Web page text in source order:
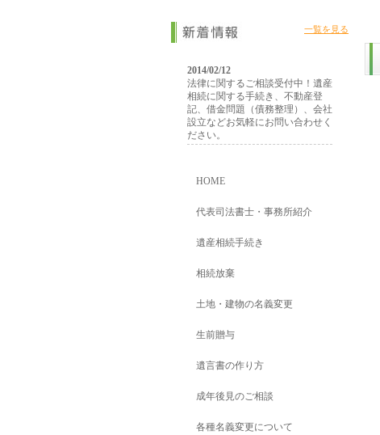
一覧を見る
2014/02/12
法律に関するご相談受付中！遺産
相続に関する手続き、不動産登
記、借金問題（債務整理）、会社
設立などお気軽にお問い合わせく
ださい。
HOME
代表司法書士・事務所紹介
遺産相続手続き
相続放棄
土地・建物の名義変更
生前贈与
遺言書の作り方
成年後見のご相談
各種名義変更について